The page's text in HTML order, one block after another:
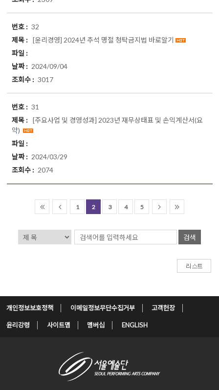
32
[윤리경영] 2024년 추석 명절 청탁금지법 바로알기
2024/09/04
3017
31
[주요사업 및 경영성과] 2023년 재무상태표 및 손익계산서(요
약)
2024/03/29
2074
1 2 3 4 5
검색
개인정보보호정책 이메일정보무단수집거부 고객헌장
윤리강령 사이트맵 멤버십 ENGLISH